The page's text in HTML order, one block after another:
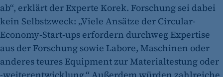
ab“, erklärt der Experte Korek. Forschung sei dabei
kein Selbstzweck: „Viele Ansätze der Circular-
Economy-Start-ups erfordern durchweg Expertise
aus der Forschung sowie Labore, Maschinen oder
anderes teures Equipment zur Materialtestung oder